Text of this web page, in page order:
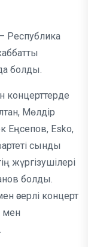
Республика
болды.
концерттерде
Мөлдір
Еңсепов, Esko,
сынды
жүргізушілері
болды.
әсерлі концерт
мен